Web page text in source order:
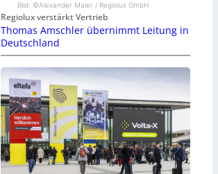
Bild: ©Alexander Maier / Regiolux GmbH
Regiolux verstärkt Vertrieb
Thomas Amschler übernimmt Leitung in
Deutschland